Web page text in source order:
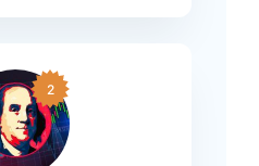
2